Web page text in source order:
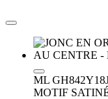
ML GH842Y18
MOTIF